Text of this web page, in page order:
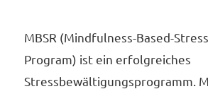
MBSR (Mindfulness-Based-
Program) ist ein erfolgreiches
Stressbewältigungsprogramm.